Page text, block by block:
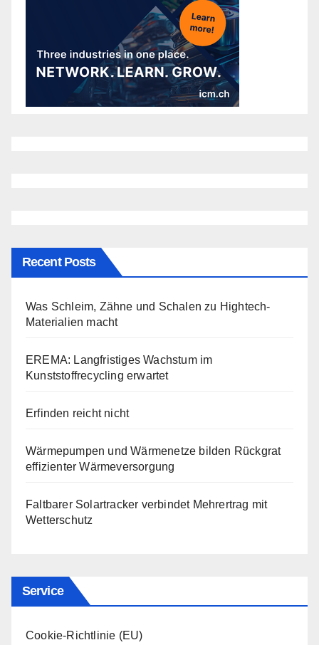
Recent Posts
Was Schleim, Zähne und Schalen zu Hightech-
Materialien macht
EREMA: Langfristiges Wachstum im
Kunststoffrecycling erwartet
Erfinden reicht nicht
Wärmepumpen und Wärmenetze bilden Rückgrat
effizienter Wärmeversorgung
Faltbarer Solartracker verbindet Mehrertrag mit
Wetterschutz
Service
Cookie-Richtlinie (EU)